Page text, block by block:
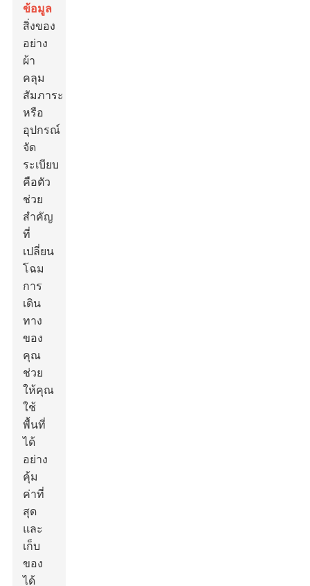
ข้อมูล
สิ่งของ
อย่าง
ผ้า
คลุม
สัมภาระ
หรือ
อุปกรณ์
จัด
ระเบียบ
คือตัว
ช่วย
สำคัญ
ที่
เปลี่ยน
โฉม
การ
เดิน
ทาง
ของ
คุณ
ช่วย
ให้คุณ
ใช้
พื้นที่
ได้
อย่าง
คุ้ม
ค่าที่
สุด
และ
เก็บ
ของ
ได้